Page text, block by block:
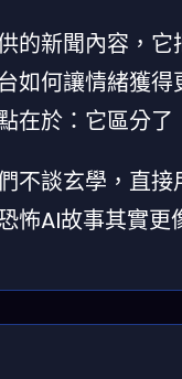
的新聞內容，它
台如何讓情緒獲
在於：它區分
不談玄學，直
怖AI故事其實更